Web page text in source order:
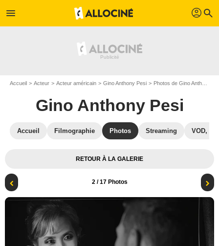
menu profil search
Accueil Acteur Acteur américain Gino Anthony Pesi Photos de Gino Anthony Pesi
Gino Anthony Pesi
Accueil Filmographie Photos Streaming VOD,
RETOUR À LA GALERIE
2/ 17 Photos